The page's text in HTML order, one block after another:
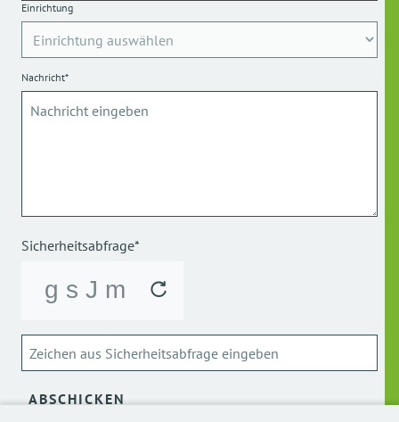
Einrichtung
Nachricht*
Sicherheitsabfrage*
ABSCHICKEN